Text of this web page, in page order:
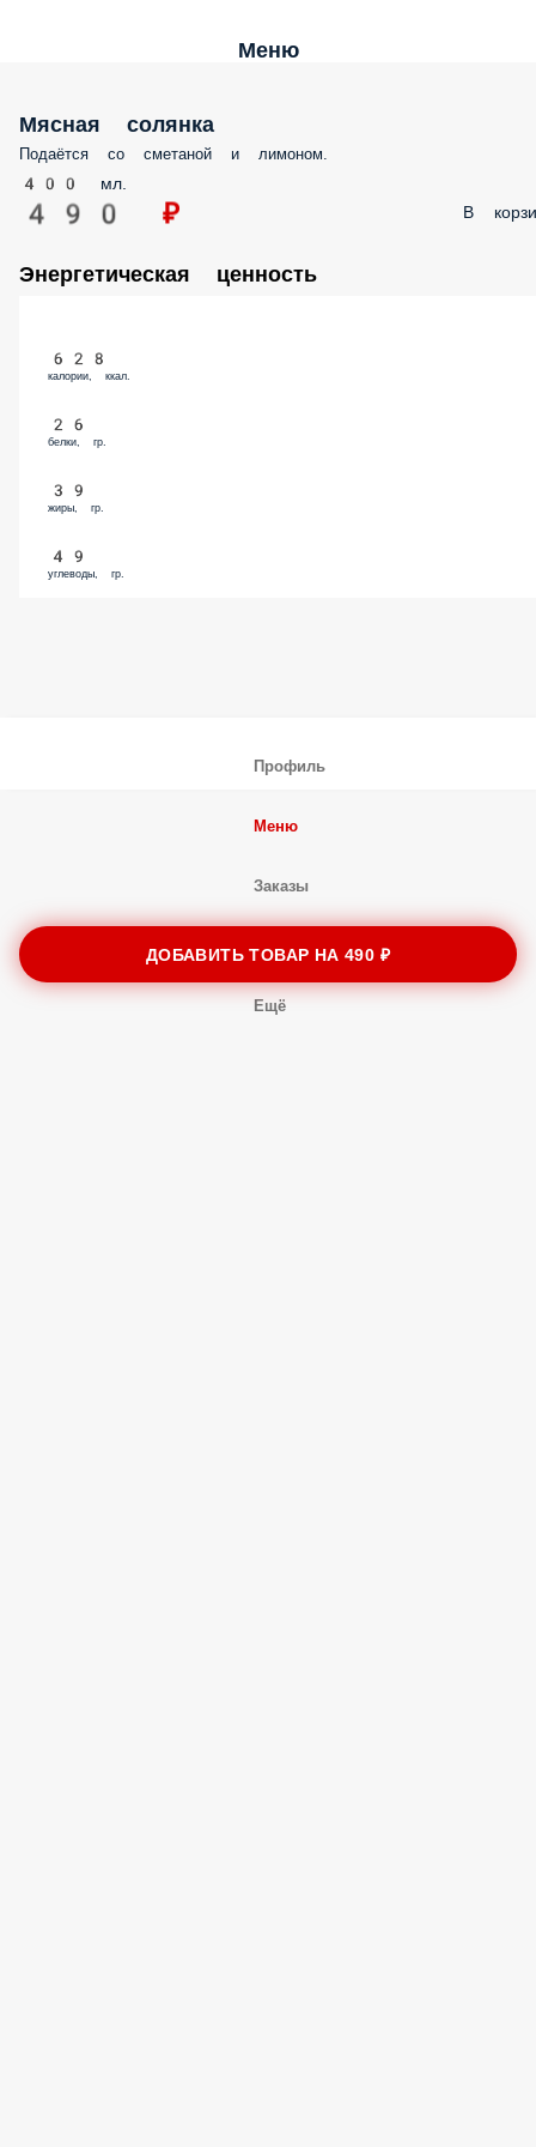
Меню
Мясная солянка
Подаётся со сметаной и лимоном.
400 мл.
490 ₽ В
Энергетическая ценность
628
калории, ккал.
26
белки, гр.
39
жиры, гр.
49
углеводы, гр.
ДОБАВИТЬ ТОВАР НА490 ₽
Профиль
Меню
Заказы
Ещё